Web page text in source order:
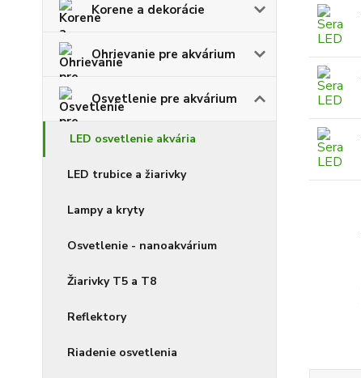
Korene a dekorácie
Ohrievanie pre akvárium
Osvetlenie pre akvárium
LED osvetlenie akvária
LED trubice a žiarivky
Lampy a kryty
Osvetlenie - nanoakvárium
Žiarivky T5 a T8
Reflektory
Riadenie osvetlenia